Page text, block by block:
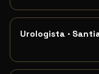
Urologista ·